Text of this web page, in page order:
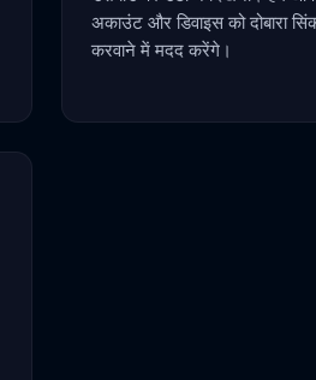
अकाउंट और डिवाइस को दोबारा
करवाने में मदद करेंगे।